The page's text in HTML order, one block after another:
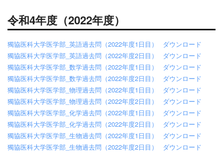
令和4年度（2022年度）
獨協医科大学医学部_英語過去問（2022年度1日目）
ダウンロード
獨協医科大学医学部_英語過去問（2022年度2日目）
ダウンロード
獨協医科大学医学部_数学過去問（2022年度1日目）
ダウンロード
獨協医科大学医学部_数学過去問（2022年度2日目）
ダウンロード
獨協医科大学医学部_物理過去問（2022年度1日目）
ダウンロード
獨協医科大学医学部_物理過去問（2022年度2日目）
ダウンロード
獨協医科大学医学部_化学過去問（2022年度1日目）
ダウンロード
獨協医科大学医学部_化学過去問（2022年度2日目）
ダウンロード
獨協医科大学医学部_生物過去問（2022年度1日目）
ダウンロード
獨協医科大学医学部_生物過去問（2022年度2日目）
ダウンロード